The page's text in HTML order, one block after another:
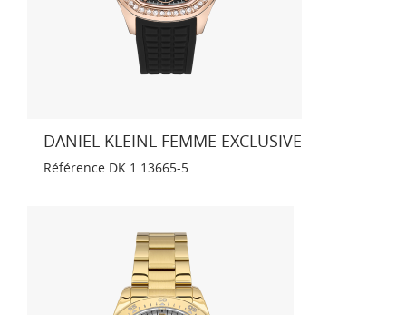
DANIEL KLEINL FEMME EXCLUSIVE
Référence DK.1.13665-5